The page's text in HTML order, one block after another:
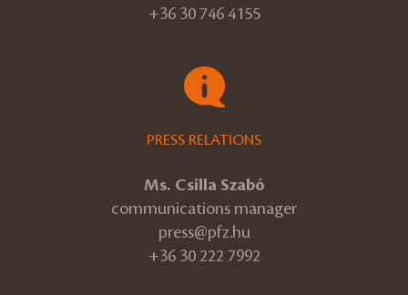
+36 30 746 4155
PRESS RELATIONS
Ms. Csilla Szabó
communications manager
press@pfz.hu
+36 30 222 7992